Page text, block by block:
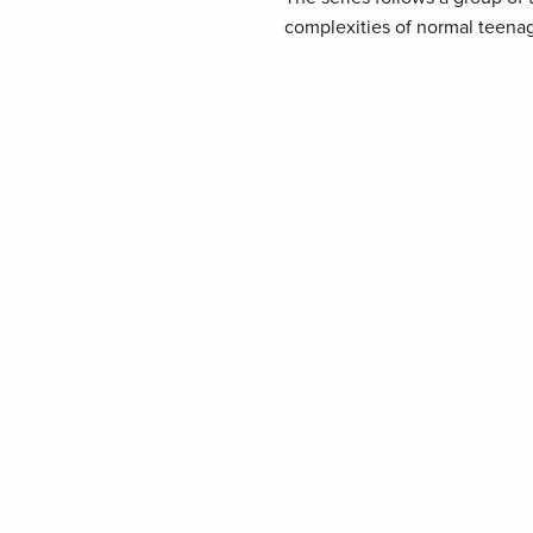
complexities of normal